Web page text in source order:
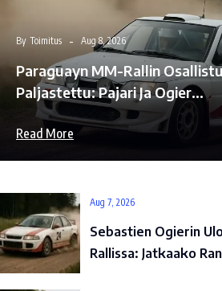
By Toimitus Aug 8, 2026
Paraguayn MM-Rallin
Paljastettu: Pajari Ja Ogier…
Read More
Aug 7, 2026
Sebastien Ogierin
Rallissa: Jatkaako